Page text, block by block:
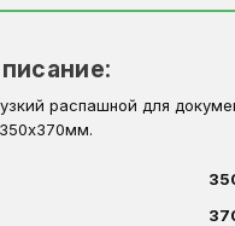
распашной для